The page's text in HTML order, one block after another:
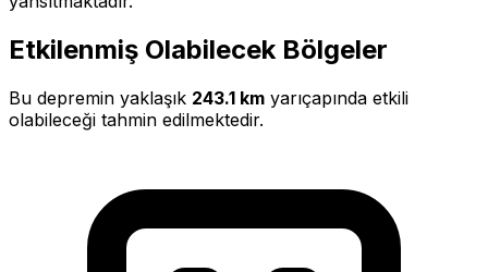
Etkilenmiş Olabilecek Bölgeler
Bu depremin yaklaşık 243.1 km yarıçapında etkili
olabileceği tahmin edilmektedir.